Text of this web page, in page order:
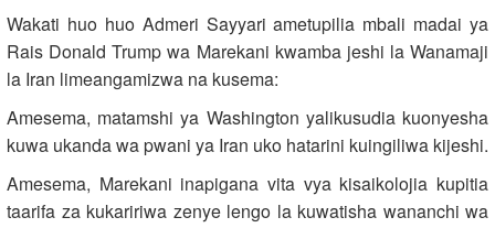
Wakati huo huo Admeri Sayyari ametupilia mbali madai ya
Rais Donald Trump wa Marekani kwamba jeshi la Wanamaji
la Iran limeangamizwa na kusema:
Amesema, matamshi ya Washington yalikusudia kuonyesha
kuwa ukanda wa pwani ya Iran uko hatarini kuingiliwa kijeshi.
Amesema, Marekani inapigana vita vya kisaikolojia kupitia
taarifa za kukaririwa zenye lengo la kuwatisha wananchi wa